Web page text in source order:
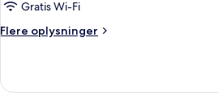
seng
Gratis Wi-Fi
Flere oplysninger
Flere
værelse